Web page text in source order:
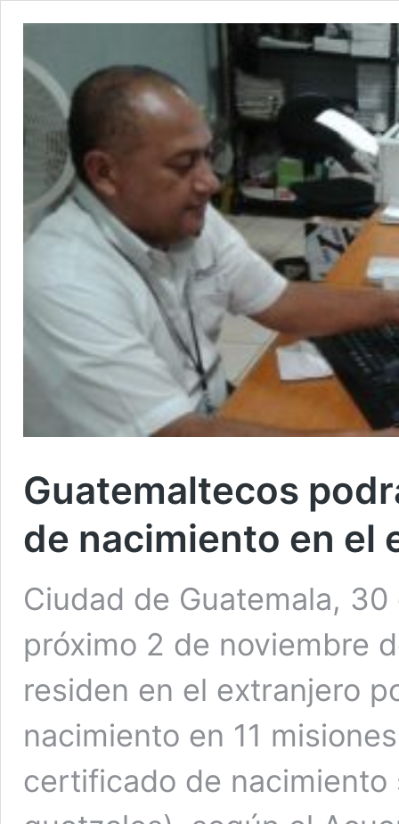
Guatemaltecos
de nacimiento en el
Ciudad de Guatemala,
próximo 2 de noviembre
residen en el extranjero
nacimiento en 11
certificado de